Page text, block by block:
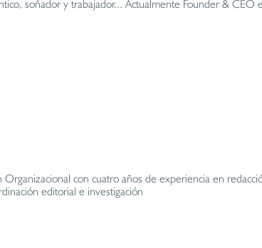
soñador y trabajador... Actualmente Founder &
con cuatro años de experiencia en
editorial e investigación